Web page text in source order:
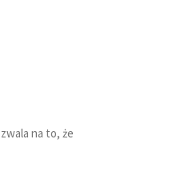
na to, że